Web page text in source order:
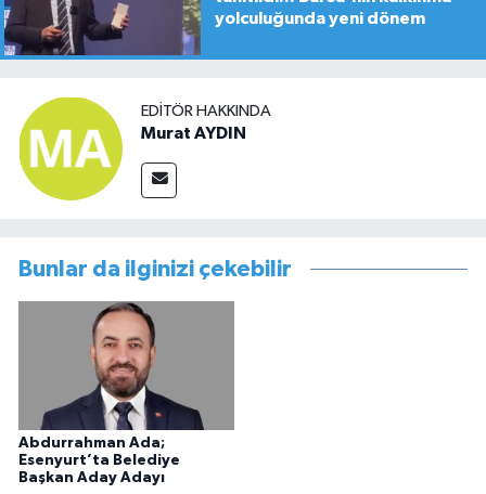
yolculuğunda yeni dönem
EDITÖR HAKKINDA
Murat AYDIN
Bunlar da ilginizi çekebilir
Abdurrahman Ada;
Esenyurt’ta Belediye
Başkan Aday Adayı